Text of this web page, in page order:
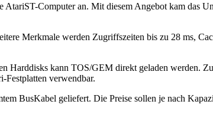
Computer an. Mit diesem Angebot kam das
Merkmale werden Zugriffszeiten bis zu 28 ms,
Harddisks kann TOS/GEM direkt geladen werden.
Festplatten verwendbar.
BusKabel geliefert. Die Preise sollen je nach